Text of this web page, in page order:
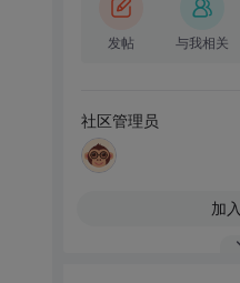
发帖 与我相关
社区管理员
加